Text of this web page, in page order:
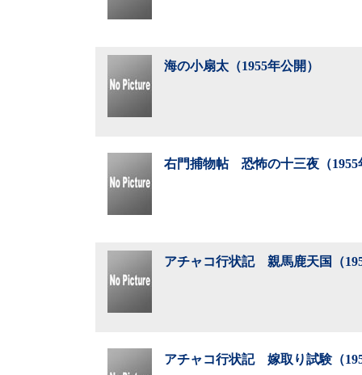
海の小扇太（1955年公開）
右門捕物帖 恐怖の十三夜（1955
アチャコ行状記 親馬鹿天国（
アチャコ行状記 嫁取り試験（